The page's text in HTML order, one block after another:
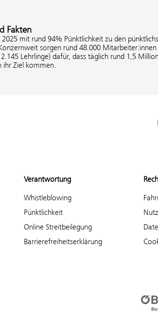
Fakten
2025 mit rund 94% Pünktlichkeit zu den
sorgen rund 48.000 Mitarbeiter:innen
Lehrlinge) dafür, dass täglich rund 1,5
ihr Ziel kommen.
Verantwortung
Whistleblowing
Pünktlichkeit
Online Streitbeilegung
Barrierefreiheitserklärung